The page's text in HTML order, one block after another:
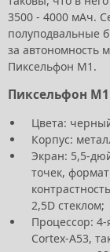
3500 - 4000 мАч.
полуподвальные
за автономность
Пиксельфон М1.
Пиксельфон
Цвета:
Корпус:
Экран: 5,5-
точек,
2,5D стеклом;
Процессор:
Cortex-A53,